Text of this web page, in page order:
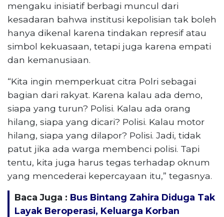
mengaku inisiatif berbagi muncul dari
kesadaran bahwa institusi kepolisian tak boleh
hanya dikenal karena tindakan represif atau
simbol kekuasaan, tetapi juga karena empati
dan kemanusiaan.
“Kita ingin memperkuat citra Polri sebagai
bagian dari rakyat. Karena kalau ada demo,
siapa yang turun? Polisi. Kalau ada orang
hilang, siapa yang dicari? Polisi. Kalau motor
hilang, siapa yang dilapor? Polisi. Jadi, tidak
patut jika ada warga membenci polisi. Tapi
tentu, kita juga harus tegas terhadap oknum
yang mencederai kepercayaan itu,” tegasnya.
Baca Juga : Bus Bintang Zahira Diduga Tak
Layak Beroperasi, Keluarga Korban